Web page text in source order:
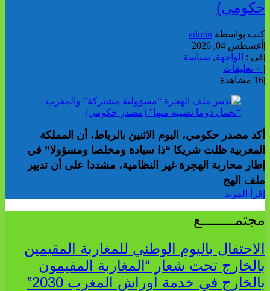
حكومي)
كتب بواسطة admin
| أغسطس 04, 2026
|فى : الواجهة, سياسة
|
|16 مشاهدة
أكد مصدر حكومي، اليوم الاثنين بالرباط، أن المملكة
المغربية ظلت شريكا “ذا سيادة ومخلصا ومسؤولا” في
إطار محاربة الهجرة غير النظامية، مشددا على أن تدبير
ملف الهج
إقرأ المزيد
مجتمــــــــع
الاحتفال باليوم الوطني للمغاربة المقيمين
بالخارج تحت شعار “المغاربة المقيمون
بالخارج في خدمة أوراش المغرب 2030”